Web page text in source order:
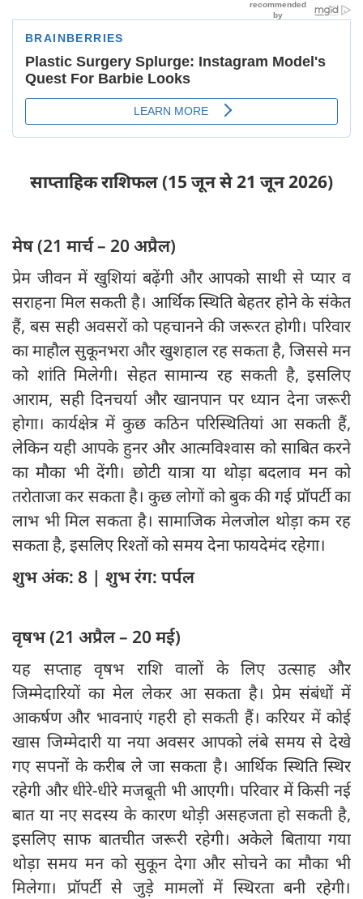
साप्ताहिक राशिफल (15 जून से 21 जून 2026)
मेष (21 मार्च – 20 अप्रैल)
प्रेम जीवन में खुशियां बढ़ेंगी और आपको साथी से प्यार व
सराहना मिल सकती है। आर्थिक स्थिति बेहतर होने के संकेत
हैं, बस सही अवसरों को पहचानने की जरूरत होगी। परिवार
का माहौल सुकूनभरा और खुशहाल रह सकता है, जिससे मन
को शांति मिलेगी। सेहत सामान्य रह सकती है, इसलिए
आराम, सही दिनचर्या और खानपान पर ध्यान देना जरूरी
होगा। कार्यक्षेत्र में कुछ कठिन परिस्थितियां आ सकती हैं,
लेकिन यही आपके हुनर और आत्मविश्वास को साबित करने
का मौका भी देंगी। छोटी यात्रा या थोड़ा बदलाव मन को
तरोताजा कर सकता है। कुछ लोगों को बुक की गई प्रॉपर्टी का
लाभ भी मिल सकता है। सामाजिक मेलजोल थोड़ा कम रह
सकता है, इसलिए रिश्तों को समय देना फायदेमंद रहेगा।
शुभ अंक: 8 | शुभ रंग: पर्पल
वृषभ (21 अप्रैल – 20 मई)
यह सप्ताह वृषभ राशि वालों के लिए उत्साह और
जिम्मेदारियों का मेल लेकर आ सकता है। प्रेम संबंधों में
आकर्षण और भावनाएं गहरी हो सकती हैं। करियर में कोई
खास जिम्मेदारी या नया अवसर आपको लंबे समय से देखे
गए सपनों के करीब ले जा सकता है। आर्थिक स्थिति स्थिर
रहेगी और धीरे-धीरे मजबूती भी आएगी। परिवार में किसी नई
बात या नए सदस्य के कारण थोड़ी असहजता हो सकती है,
इसलिए साफ बातचीत जरूरी रहेगी। अकेले बिताया गया
थोड़ा समय मन को सुकून देगा और सोचने का मौका भी
मिलेगा। प्रॉपर्टी से जुड़े मामलों में स्थिरता बनी रहेगी।